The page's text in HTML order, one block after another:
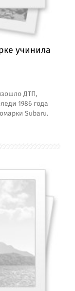
учинила
ДТП,
1986 года
Subaru.